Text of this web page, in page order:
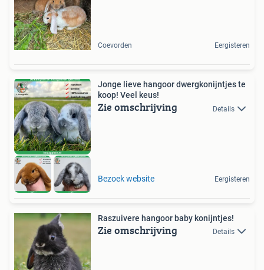
Coevorden Eergisteren
Jonge lieve hangoor dwergkonijntjes te
koop! Veel keus!
Zie omschrijving Details
Bezoek website Eergisteren
Raszuivere hangoor baby konijntjes!
Zie omschrijving Details